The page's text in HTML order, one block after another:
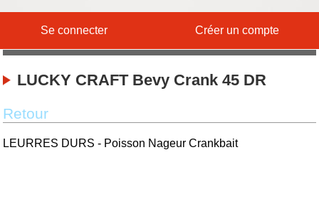
Qui sommes-nous ?
Services
Expéditions
International
Contact
DESTOCKAGE
Se connecter Créer un compte
LUCKY CRAFT Bevy Crank 45 DR
Retour
LEURRES DURS - Poisson Nageur Crankbait